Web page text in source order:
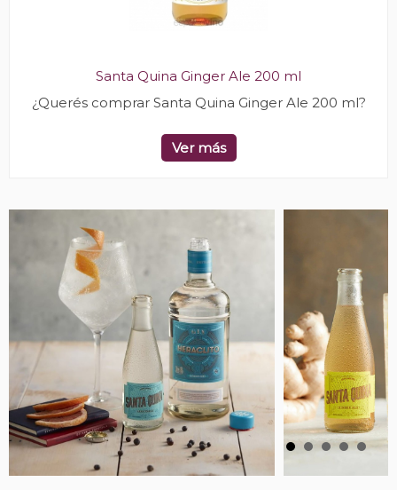
Santa Quina Ginger Ale 200 ml
¿Querés comprar Santa Quina Ginger Ale 200 ml?
Ver más